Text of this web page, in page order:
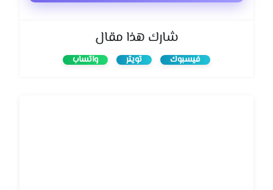
شارك هذا مقال
فيسبوك تويتر واتساب